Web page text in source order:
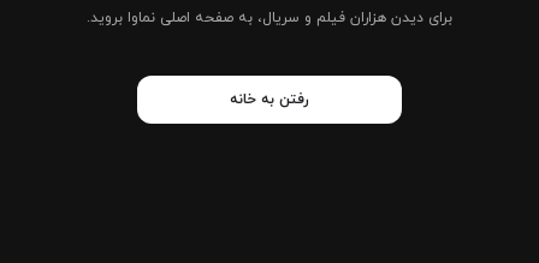
برای دیدن هزاران فیلم و سریال، به صفحه اصلی نماوا بروید.
رفتن به خانه